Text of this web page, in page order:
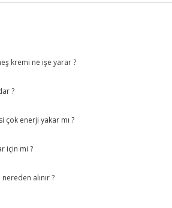
kremi ne işe yarar ?
?
çok enerji yakar mı ?
için mi ?
alınır ?